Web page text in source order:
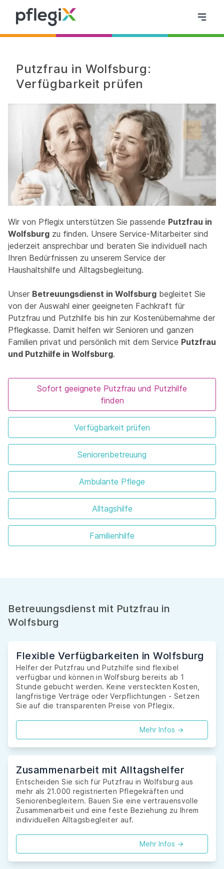
Putzfrau in Wolfsburg:
Verfügbarkeit prüfen
Wir von Pflegix unterstützen Sie passende Putzfrau in
Wolfsburg zu finden. Unsere Service-Mitarbeiter sind
jederzeit ansprechbar und beraten Sie individuell nach
Ihren Bedürfnissen zu unserem Service der
Haushaltshilfe und Alltagsbegleitung.
Unser Betreuungsdienst in Wolfsburg begleitet Sie
von der Auswahl einer geeigneten Fachkraft für
Putzfrau und Putzhilfe bis hin zur Kostenübernahme der
Pflegkasse. Damit helfen wir Senioren und ganzen
Familien privat und persönlich mit dem Service Putzfrau
und Putzhilfe in Wolfsburg.
Sofort geeignete Putzfrau und Putzhilfe
finden
Verfügbarkeit prüfen
Seniorenbetreuung
Ambulante Pflege
Alltagshilfe
Familienhilfe
Betreuungsdienst mit Putzfrau in
Wolfsburg
Flexible Verfügbarkeiten in Wolfsburg
Helfer der Putzfrau und Putzhilfe sind flexibel
verfügbar und können in Wolfsburg bereits ab 1
Stunde gebucht werden. Keine versteckten Kosten,
langfristige Verträge oder Verpflichtungen - Setzen
Sie auf die transparenten Preise von Pflegix.
Mehr Infos ->
Zusammenarbeit mit Alltagshelfer
Entscheiden Sie sich für Putzfrau in Wolfsburg aus
mehr als 21.000 registrierten Pflegekräften und
Seniorenbegleitern. Bauen Sie eine vertrauensvolle
Zusammenarbeit und eine feste Beziehung zu Ihrem
individuellen Alltagsbegleiter auf.
Mehr Infos ->